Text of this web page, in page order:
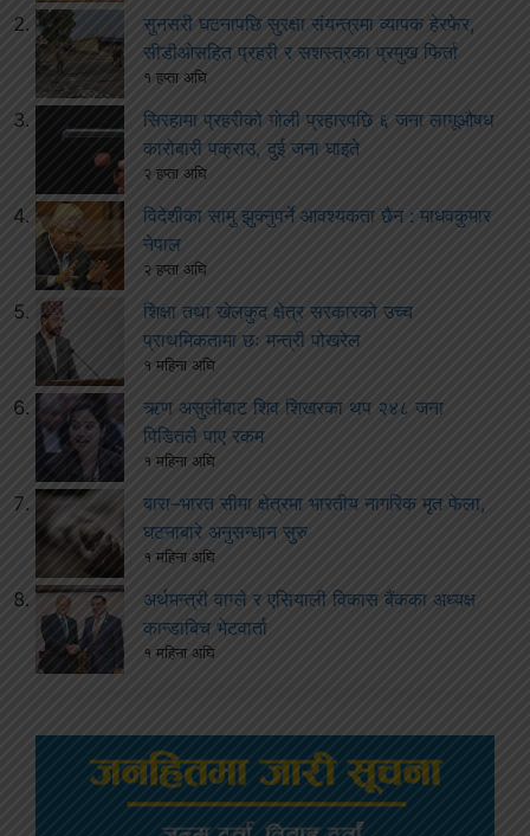
सुनसरी घटनापछि सुरक्षा संयन्त्रमा व्यापक हेरफेर,
सीडीओसहित प्रहरी र सशस्त्रका प्रमुख फिर्ता
१ हप्ता अघि
सिरहामा प्रहरीको गोली प्रहारपछि ६ जना लागूऔषध
कारोबारी पक्राउ, दुई जना घाइते
२ हप्ता अघि
विदेशीका सामु झुक्नुपर्ने आवश्यकता छैन : माधवकुमार
नेपाल
२ हप्ता अघि
शिक्षा तथा खेलकुद क्षेत्र सरकारको उच्च
प्राथमिकतामा छः मन्त्री पोखरेल
१ महिना अघि
ऋण असुलीबाट शिव शिखरका थप २४८ जना
पिडितले पाए रकम
१ महिना अघि
बारा–भारत सीमा क्षेत्रमा भारतीय नागरिक मृत फेला,
घटनाबारे अनुसन्धान सुरु
१ महिना अघि
अर्थमन्त्री वाग्ले र एसियाली विकास बैंकका अध्यक्ष
कान्डाबिच भेटवार्ता
१ महिना अघि